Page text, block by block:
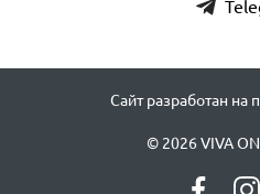
Сайт разработан на
© 2026 VIVA